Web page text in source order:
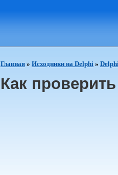
Главная » Исходники на Delphi »
Как